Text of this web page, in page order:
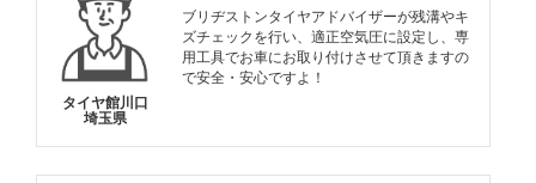
タイヤ館川口
埼玉県
ブリヂストンタイヤアドバイザーが残溝やキ
ズチェックを行い、適正空気圧に設定し、専
用工具でお車にお取り付けさせて頂きますの
で安全・安心ですよ！